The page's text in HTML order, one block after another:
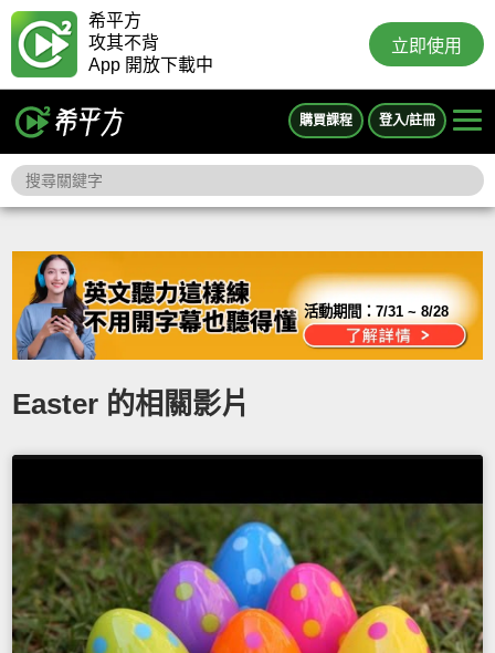
希平方
攻其不背
App 開放下載中
立即使用
購買課程 登入/註冊
活動期間：7/31 ~ 8/28
Easter 的相關影片